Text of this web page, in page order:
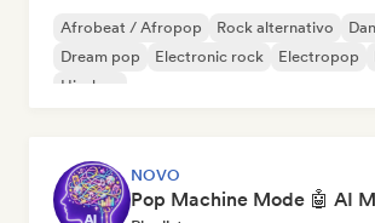
Afrobeat / Afropop Rock alternativo
Dream pop
Electronic rock Electropop
Hip-hop
NOVO